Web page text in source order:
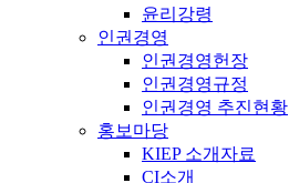
윤리강령
인권경영
인권경영헌장
인권경영규정
인권경영 추진현황
홍보마당
KIEP 소개자료
CI소개